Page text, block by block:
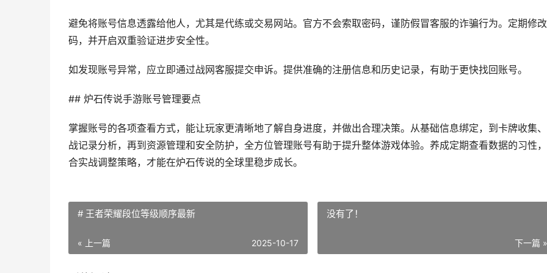
避免将账号信息透露给他人，尤其是代练或交易网站。官方不会索取密码，谨防假冒客服的诈骗行为。定期修
码，并开启双重验证进步安全性。
如发现账号异常，应立即通过战网客服提交申诉。提供准确的注册信息和历史记录，有助于更快找回账号。
## 炉石传说手游账号管理要点
掌握账号的各项查看方式，能让玩家更清晰地了解自身进度，并做出合理决策。从基础信息绑定，到卡牌收集
战记录分析，再到资源管理和安全防护，全方位管理账号有助于提升整体游戏体验。养成定期查看数据的习性
合实战调整策略，才能在炉石传说的全球里稳步成长。
# 王者荣耀段位等级顺序最新
« 上一篇 2025-10-17
没有了！
下一篇 »